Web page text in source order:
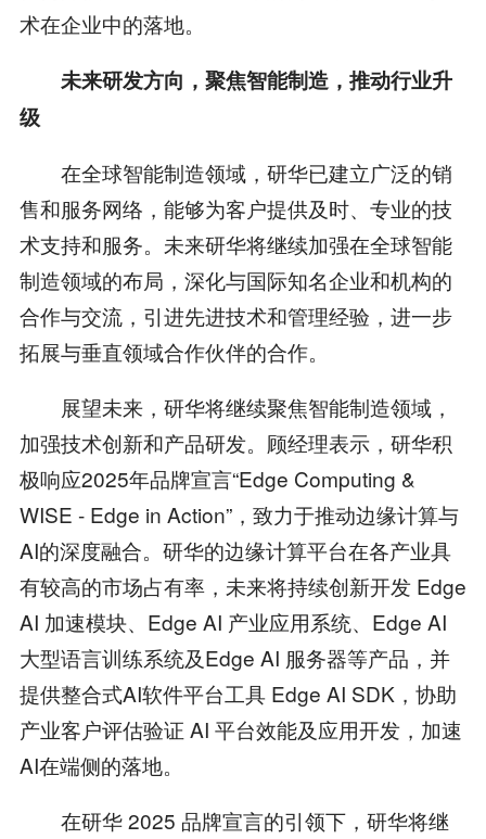
术在企业中的落地。
未来研发方向，聚焦智能制造，推动行业升
级
在全球智能制造领域，研华已建立广泛的销
售和服务网络，能够为客户提供及时、专业的技
术支持和服务。未来研华将继续加强在全球智能
制造领域的布局，深化与国际知名企业和机构的
合作与交流，引进先进技术和管理经验，进一步
拓展与垂直领域合作伙伴的合作。
展望未来，研华将继续聚焦智能制造领域，
加强技术创新和产品研发。顾经理表示，研华积
极响应2025年品牌宣言“Edge Computing &
WISE - Edge in Action”，致力于推动边缘计算与
AI的深度融合。研华的边缘计算平台在各产业具
有较高的市场占有率，未来将持续创新开发 Edge
AI 加速模块、Edge AI 产业应用系统、Edge AI
大型语言训练系统及Edge AI 服务器等产品，并
提供整合式AI软件平台工具 Edge AI SDK，协助
产业客户评估验证 AI 平台效能及应用开发，加速
AI在端侧的落地。
在研华 2025 品牌宣言的引领下，研华将继